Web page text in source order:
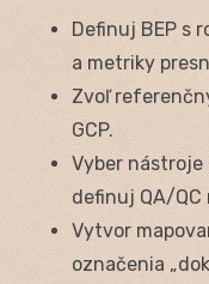
Definuj BEP s
a metriky
Zvoľ
GCP.
Vyber
definuj QA/QC
Vytvor
označenia